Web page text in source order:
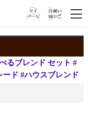
るブレンド セット #
ード #ハウスブレンド